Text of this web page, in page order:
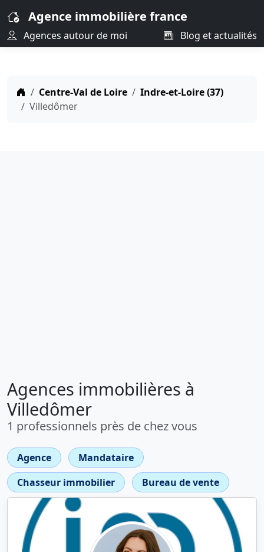
Agence immobilière france
Agences autour de moi Blog et actualités
Centre-Val de Loire
Indre-et-Loire (37)
Villedômer
Agences immobilières à
Villedômer
1 professionnels près de chez vous
Agence
Mandataire
Chasseur immobilier
Bureau de vente